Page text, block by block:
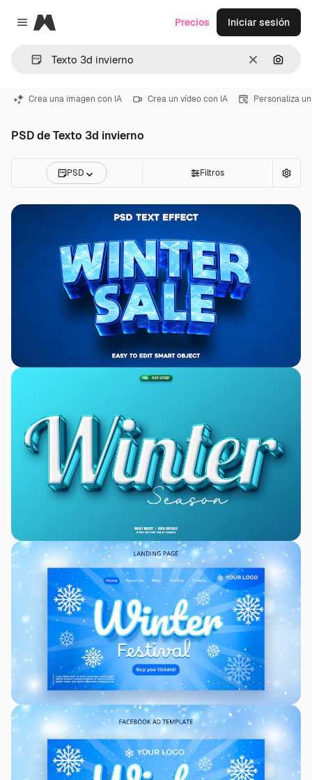
Close menu
Magnific
Borrar
Precios Iniciar sesión
Crea una imagen con IA Crea un vídeo con IA Personaliza
PSD de Texto 3d invierno
PSD Filtros